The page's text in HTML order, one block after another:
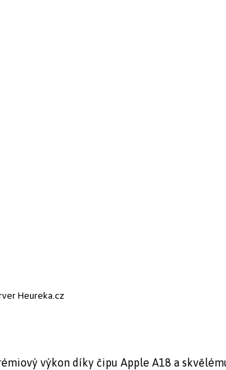
Heureka.cz
výkon díky čipu Apple A18 a